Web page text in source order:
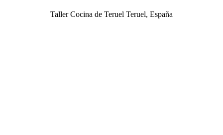
Taller Cocina de Teruel Teruel, España